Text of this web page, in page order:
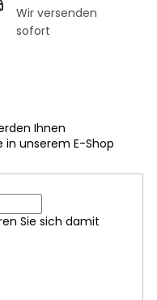
Wir versenden
sofort
Ihnen
unserem E-Shop
Sie sich damit